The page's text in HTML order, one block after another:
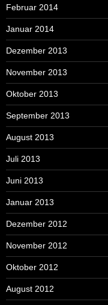
Februar 2014
Januar 2014
Dezember 2013
November 2013
Oktober 2013
September 2013
August 2013
Juli 2013
Juni 2013
Januar 2013
Dezember 2012
November 2012
Oktober 2012
August 2012